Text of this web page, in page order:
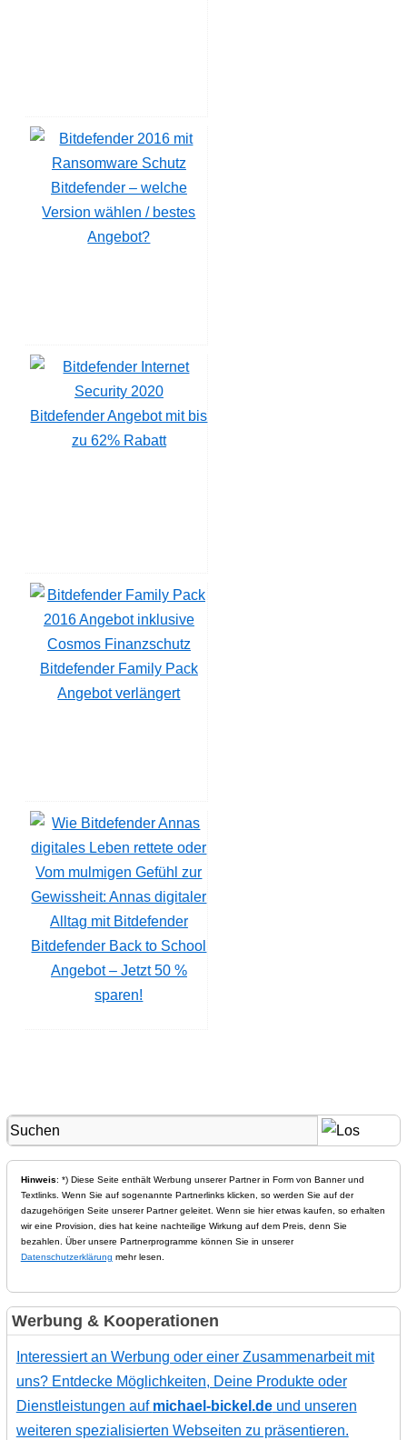
Bitdefender – welche
Version wählen / bestes
Angebot?
Bitdefender Angebot mit bis
zu 62% Rabatt
Bitdefender Family Pack
Angebot verlängert
Bitdefender Back to School
Angebot – Jetzt 50 %
sparen!
Hinweis: *) Diese Seite enthält Werbung unserer Partner in Form von Banner und
Textlinks. Wenn Sie auf sogenannte Partnerlinks klicken, so werden Sie auf der
dazugehörigen Seite unserer Partner geleitet. Wenn sie hier etwas kaufen, so erhalten
wir eine Provision, dies hat keine nachteilige Wirkung auf dem Preis, denn Sie
bezahlen. Über unsere Partnerprogramme können Sie in unserer
Datenschutzerklärung mehr lesen.
Werbung & Kooperationen
Interessiert an Werbung oder einer Zusammenarbeit mit
uns? Entdecke Möglichkeiten, Deine Produkte oder
Dienstleistungen auf michael-bickel.deund unseren
weiteren spezialisierten Webseiten zu präsentieren.